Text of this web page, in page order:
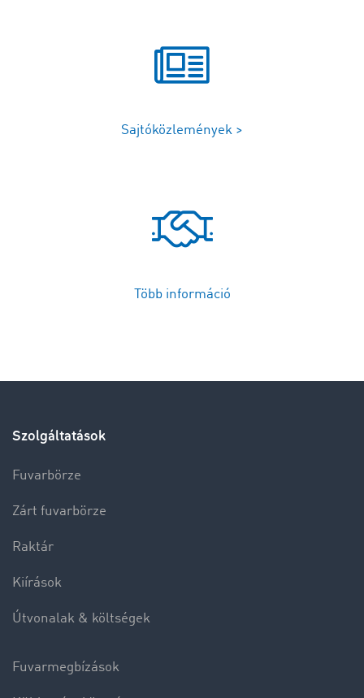
Sajtóközlemények >
Több információ
Szolgáltatások
Fuvarbörze
Zárt fuvarbörze
Raktár
Kiírások
Útvonalak & költségek
Fuvarmegbízások